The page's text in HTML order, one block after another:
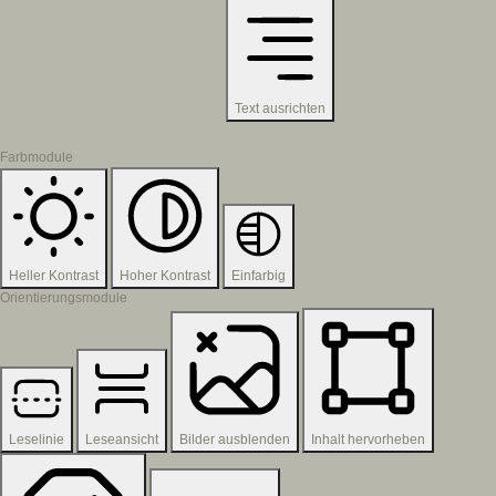
Text ausrichten
Farbmodule
Heller Kontrast Hoher Kontrast
Einfarbig
Orientierungsmodule
Leselinie Leseansicht Bilder ausblenden Inhalt hervorheben